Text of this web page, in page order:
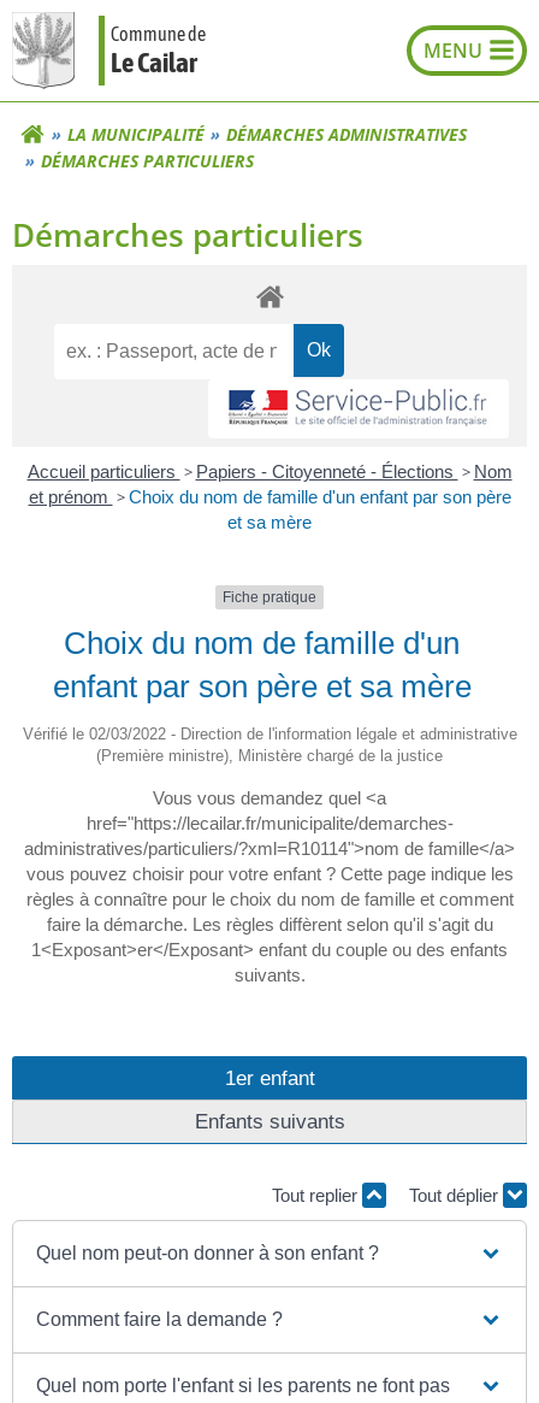
Aller
au
contenu
Commune de
Le Cailar
LA MUNICIPALITÉ
DÉMARCHES ADMINISTRATIVES
DÉMARCHES PARTICULIERS
Démarches particuliers
Accueil particuliers > Papiers - Citoyenneté - Élections > Nom
et prénom > Choix du nom de famille d'un enfant par son père
et sa mère
Fiche pratique
Choix du nom de famille d'un
enfant par son père et sa mère
Vérifié le 02/03/2022 - Direction de l'information légale et administrative
(Première ministre), Ministère chargé de la justice
Vous vous demandez quel <a
href="https://lecailar.fr/municipalite/demarches-
administratives/particuliers/?xml=R10114">nom de famille</a>
vous pouvez choisir pour votre enfant ? Cette page indique les
règles à connaître pour le choix du nom de famille et comment
faire la démarche. Les règles diffèrent selon qu'il s'agit du
1<Exposant>er</Exposant> enfant du couple ou des enfants
suivants.
1er enfant
Enfants suivants
Tout replier Tout déplier
Quel nom peut-on donner à son enfant ?
Comment faire la demande ?
Quel nom porte l'enfant si les parents ne font pas